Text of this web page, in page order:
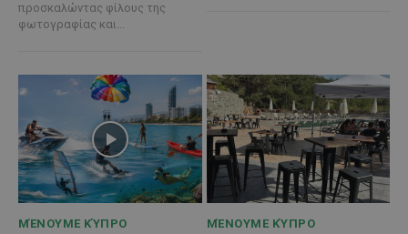
προσκαλώντας φίλους της
φωτογραφίας και...
ΜΈΝΟΥΜΕ ΚΎΠΡΟ ΜΈΝΟΥΜΕ ΚΎΠΡΟ